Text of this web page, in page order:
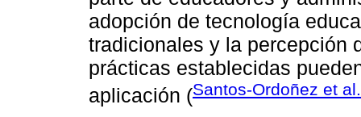
adopción de tecnología
tradicionales y la percepción
prácticas establecidas
aplicación (Santos-Ordoñez et